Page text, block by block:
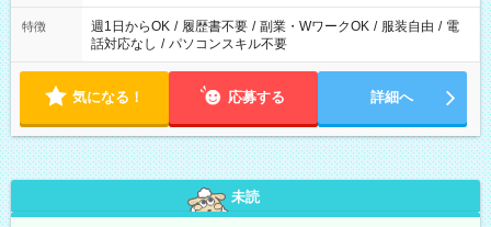
特徴 週1日からOK / 履歴書不要 / 副業・WワークOK / 服装自由 / 電
話対応なし / パソコンスキル不要
気になる！ 応募する 詳細へ
未読